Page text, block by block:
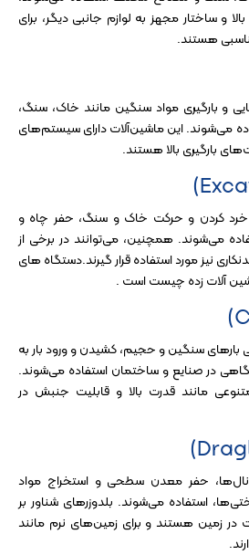
و ساختار مجهز به لوازم جانبی دیگر، برای
هستند.
و بارگیری مواد سنگین مانند خاک، سنگ،
می‌شوند. این ماشین‌آلات دارای سیستم‌های
بارگیری بالا هستند.
خرد کردن و حرکت خاک و سنگ، حفر چاه و
می‌شوند. همچنین، می‌توانند در برخی از
نیز مورد استفاده قرار گیرند.دستگاه های
بارهای سنگین و حجیم، کشیدن و ورود بار به
در صنایع و ساختمان استفاده می‌شوند.
مانند قدرت بالا و قابلیت جنبش در
حفر معدن سطحی و استخراج مواد
استفاده می‌شوند. بلدوزرهای شناور بر
در زمین هستند و برای زمین‌های نرم مانند